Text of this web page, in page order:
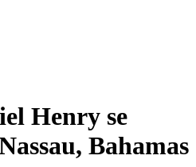
Henry se
Bahamas